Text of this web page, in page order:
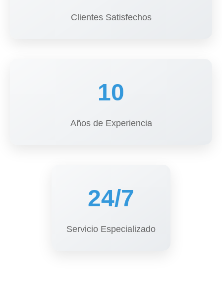
Clientes Satisfechos
16
Años de Experiencia
24/7
Servicio Especializado